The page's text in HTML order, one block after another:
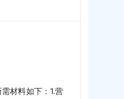
材料如下：1.营